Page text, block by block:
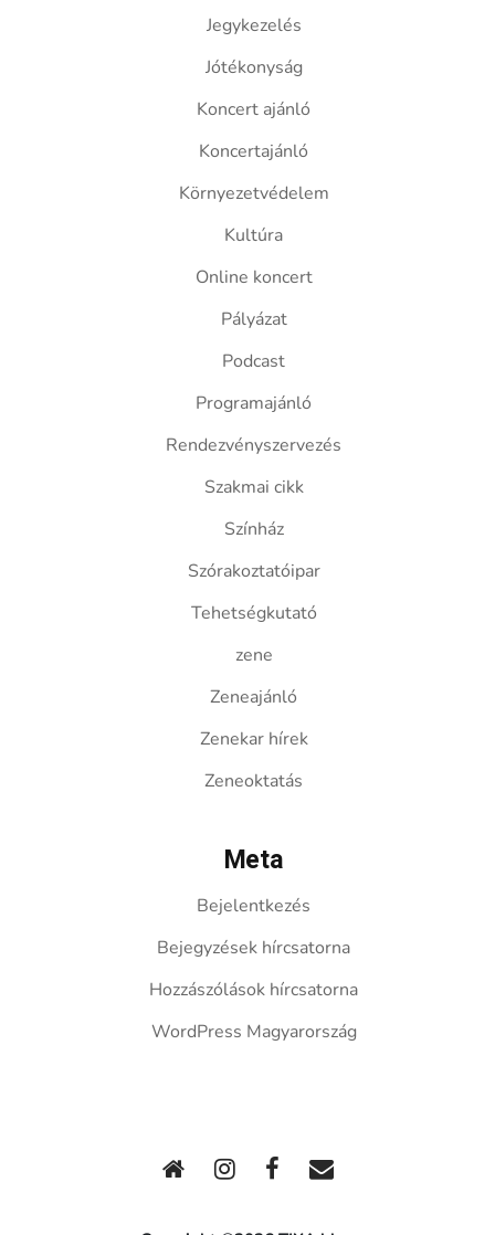
Jegykezelés
Jótékonyság
Koncert ajánló
Koncertajánló
Környezetvédelem
Kultúra
Online koncert
Pályázat
Podcast
Programajánló
Rendezvényszervezés
Szakmai cikk
Színház
Szórakoztatóipar
Tehetségkutató
zene
Zeneajánló
Zenekar hírek
Zeneoktatás
Meta
Bejelentkezés
Bejegyzések hírcsatorna
Hozzászólások hírcsatorna
WordPress Magyarország